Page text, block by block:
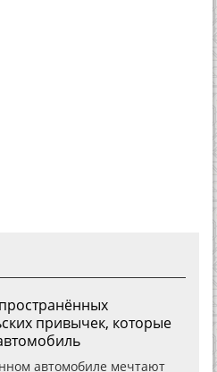
привычек, которые
автомобиле мечтают